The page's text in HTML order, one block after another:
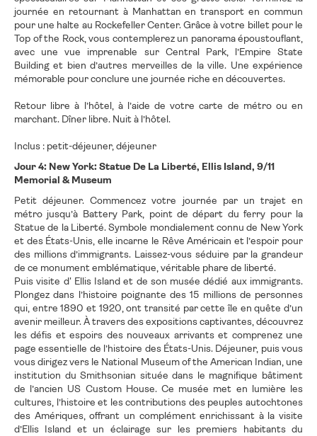
journée en retournant à Manhattan en transport en commun
pour une halte au Rockefeller Center. Grâce à votre billet pour le
Top of the Rock, vous contemplerez un panorama époustouflant,
avec une vue imprenable sur Central Park, l’Empire State
Building et bien d’autres merveilles de la ville. Une expérience
mémorable pour conclure une journée riche en découvertes.
Retour libre à l’hôtel, à l’aide de votre carte de métro ou en
marchant. Dîner libre. Nuit à l’hôtel.
Inclus : petit-déjeuner, déjeuner
Jour 4: New York: Statue De La Liberté, Ellis Island, 9/11
Memorial & Museum
Petit déjeuner. Commencez votre journée par un trajet en
métro jusqu’à Battery Park, point de départ du ferry pour la
Statue de la Liberté. Symbole mondialement connu de New York
et des États-Unis, elle incarne le Rêve Américain et l’espoir pour
des millions d’immigrants. Laissez-vous séduire par la grandeur
de ce monument emblématique, véritable phare de liberté.
Puis visite d' Ellis Island et de son musée dédié aux immigrants.
Plongez dans l’histoire poignante des 15 millions de personnes
qui, entre 1890 et 1920, ont transité par cette île en quête d’un
avenir meilleur. À travers des expositions captivantes, découvrez
les défis et espoirs des nouveaux arrivants et comprenez une
page essentielle de l’histoire des États-Unis. Déjeuner, puis vous
vous dirigez vers le National Museum of the American Indian, une
institution du Smithsonian située dans le magnifique bâtiment
de l’ancien US Custom House. Ce musée met en lumière les
cultures, l’histoire et les contributions des peuples autochtones
des Amériques, offrant un complément enrichissant à la visite
d’Ellis Island et un éclairage sur les premiers habitants du